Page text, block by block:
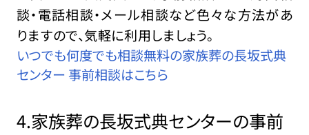
談・電話相談・メール相談など色々な方法があ
りますので、気軽に利用しましょう。
いつでも何度でも相談無料の家族葬の長坂式典
センター 事前相談はこちら
4.家族葬の長坂式典センターの事前